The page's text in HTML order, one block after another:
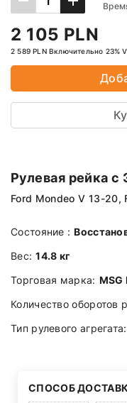
Рулевая рейка с
Ford Mondeo V 13-20,
Состояние :
Вес: 14.8 кг
Торговая марка: MSG
Количество оборотов
Тип рулевого агрегата:
2 105 PLN
2 589 PLN Включительно 23%
СПОСОБ